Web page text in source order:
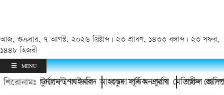
আজ, শুক্রবার, ৭ আগস্ট, ২০২৬ খ্রিষ্টাব্দ | ২৩ শ্রাবণ, ১৪৩৩ বঙ্গাব্দ | ২৩ সফর,
১৪৪৮ হিজরী
MENU
শিরোনামঃ
উদ্বোধন করলেন শেখ ফরিদ আহম্মেদ মানিক এমপি শহীদ
ফুটবল টুর্নামেন্ট ফাইনাল কচুয়া পূর্ব মনপুরায় মেডিকেল ক্যাম্প